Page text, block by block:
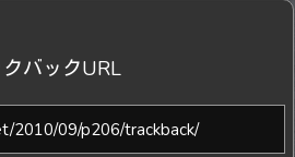
バックURL